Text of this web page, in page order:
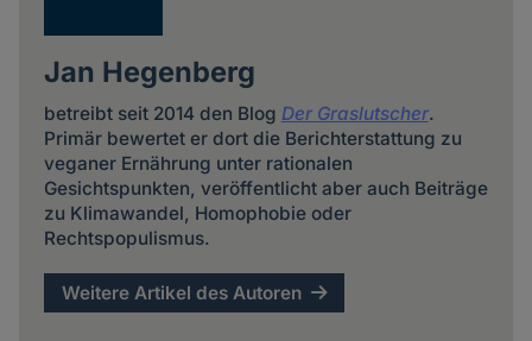
Jan Hegenberg
betreibt seit 2014 den Blog Der Graslutscher.
Primär bewertet er dort die Berichterstattung zu
veganer Ernährung unter rationalen
Gesichtspunkten, veröffentlicht aber auch Beiträge
zu Klimawandel, Homophobie oder
Rechtspopulismus.
Weitere Artikel des Autoren